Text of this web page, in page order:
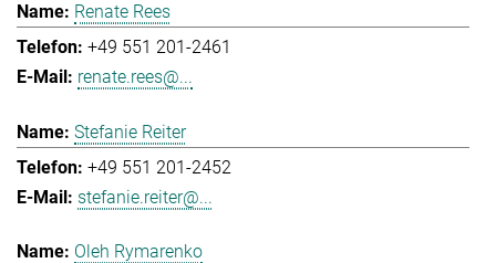
Renate Rees
+49 551 201-2461
renate.rees@...
Stefanie Reiter
+49 551 201-2452
stefanie.reiter@...
Oleh Rymarenko